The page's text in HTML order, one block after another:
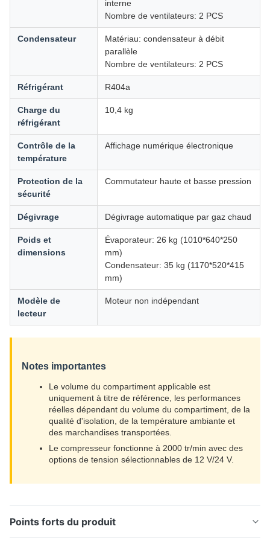
interne
Nombre de ventilateurs: 2 PCS
Condensateur
Matériau: condensateur à débit
parallèle
Nombre de ventilateurs: 2 PCS
Réfrigérant R404a
Charge du
réfrigérant
10,4 kg
Contrôle de la
température
Affichage numérique électronique
Protection de la
sécurité
Commutateur haute et basse pression
Dégivrage Dégivrage automatique par gaz chaud
Poids et
dimensions
Évaporateur: 26 kg (1010*640*250
mm)
Condensateur: 35 kg (1170*520*415
mm)
Modèle de
lecteur
Moteur non indépendant
Notes importantes
Le volume du compartiment applicable est
uniquement à titre de référence, les performances
réelles dépendant du volume du compartiment, de la
qualité d'isolation, de la température ambiante et
des marchandises transportées.
Le compresseur fonctionne à 2000 tr/min avec des
options de tension sélectionnables de 12 V/24 V.
Points forts du produit